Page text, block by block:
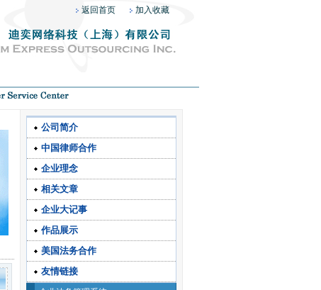
返回首页 加入收藏
公司简介
中国律师合作
企业理念
相关文章
企业大记事
作品展示
美国法务合作
友情链接